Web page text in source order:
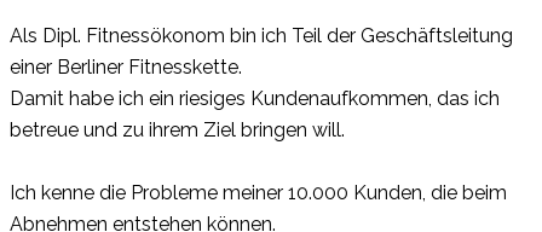
Als Dipl. Fitnessökonom bin ich Teil der Geschäftsleitung
einer Berliner Fitnesskette.
Damit habe ich ein riesiges Kundenaufkommen, das ich
betreue und zu ihrem Ziel bringen will.
Ich kenne die Probleme meiner 10.000 Kunden, die beim
Abnehmen entstehen können.